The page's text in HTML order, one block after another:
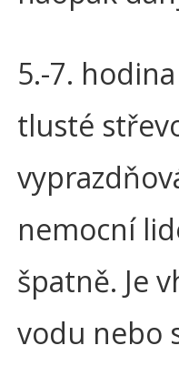
5.-7.
tlusté
nemocní
špatně. Je
vodu nebo